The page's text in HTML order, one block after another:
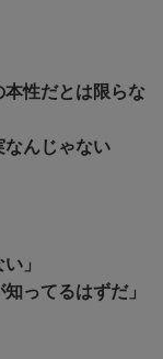
本性だとは限らな
なんじゃない
」
ってるはずだ」